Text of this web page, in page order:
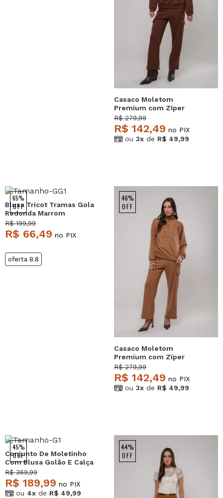
Casaco Moletom
Premium com Zíper
Marrom Salvatore
R$ 279,99
R$ 142,49 no PIX
ou 3x de R$ 49,99
65%
OFF
Blusa Tricot Tramas Gola
Redonda Marrom
Salvatore
R$ 199,99
R$ 66,49 no PIX
oferta 8.8
46%
OFF
Casaco Moletom
Premium com Zíper
Caramelo Salvatore
R$ 279,99
R$ 142,49 no PIX
ou 3x de R$ 49,99
45%
OFF
Conjunto De Moletinho
Com Blusa Golão E Calça
Wide Leg Musgo
Salvatore
R$ 369,99
R$ 189,99 no PIX
ou 4x de R$ 49,99
44%
OFF